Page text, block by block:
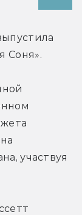
Соня».
участвуя